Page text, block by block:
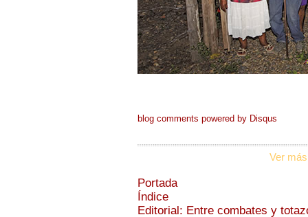
blog comments powered by Disqus
Ver
Portada
Índice
Editorial: Entre combates y